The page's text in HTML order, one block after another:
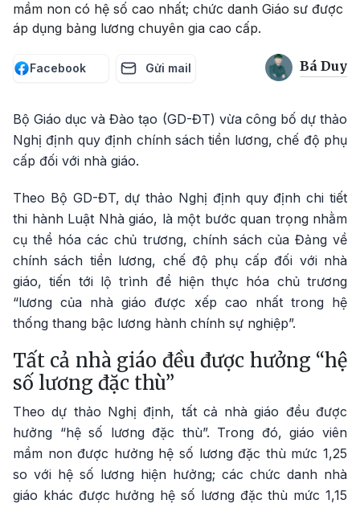
mầm non có hệ số cao nhất; chức danh Giáo sư được
áp dụng bảng lương chuyên gia cao cấp.
Facebook Gửi mail Bá Duy
Bộ Giáo dục và Đào tạo (GD-ĐT) vừa công bố dự thảo
Nghị định quy định chính sách tiền lương, chế độ phụ
cấp đối với nhà giáo.
Theo Bộ GD-ĐT, dự thảo Nghị định quy định chi tiết
thi hành Luật Nhà giáo, là một bước quan trọng nhằm
cụ thể hóa các chủ trương, chính sách của Đảng về
chính sách tiền lương, chế độ phụ cấp đối với nhà
giáo, tiến tới lộ trình để hiện thực hóa chủ trương
“lương của nhà giáo được xếp cao nhất trong hệ
thống thang bậc lương hành chính sự nghiệp”.
Tất cả nhà giáo đều được hưởng “hệ
số lương đặc thù”
Theo dự thảo Nghị định, tất cả nhà giáo đều được
hưởng “hệ số lương đặc thù”. Trong đó, giáo viên
mầm non được hưởng hệ số lương đặc thù mức 1,25
so với hệ số lương hiện hưởng; các chức danh nhà
giáo khác được hưởng hệ số lương đặc thù mức 1,15